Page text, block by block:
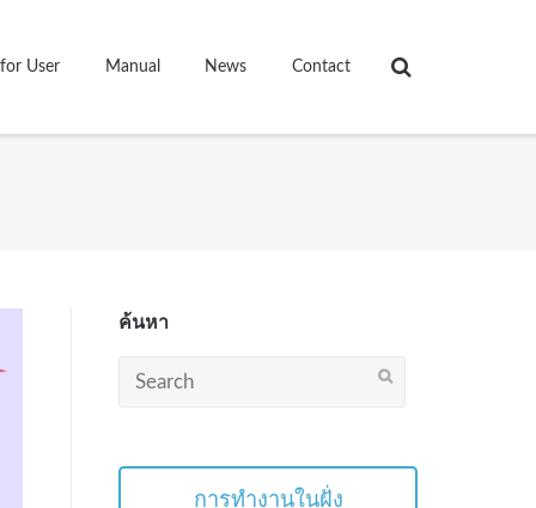
User Manual News Contact
ค้นหา
Search
การทำงานในฝั่ง